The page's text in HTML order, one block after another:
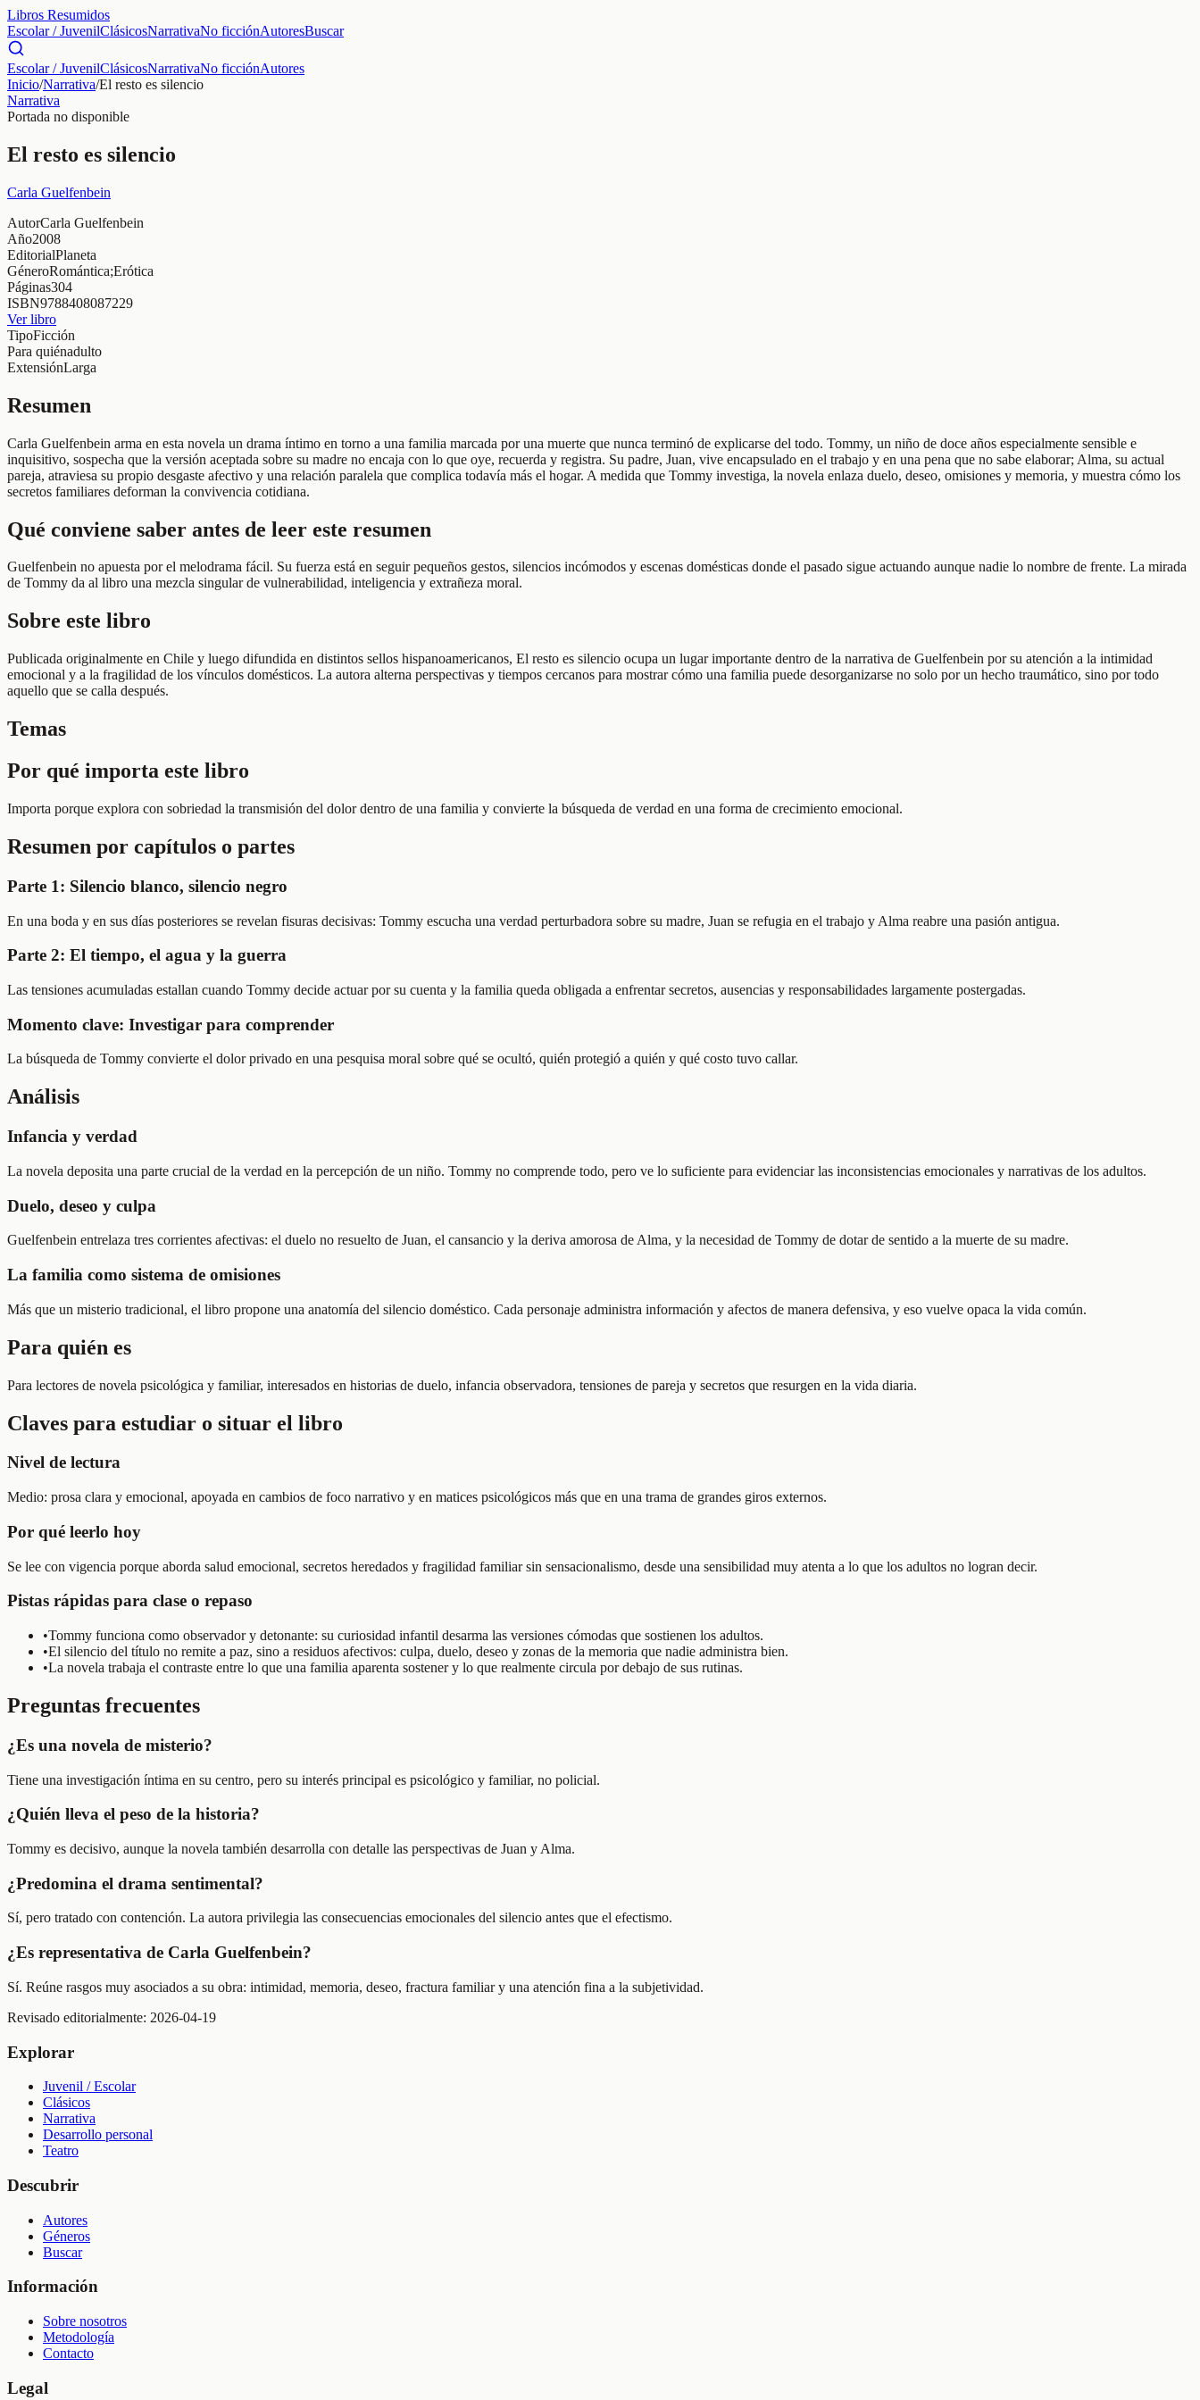
Libros Resumidos
Escolar / JuvenilClásicosNarrativaNo ficciónAutoresBuscar
Escolar / JuvenilClásicosNarrativaNo ficciónAutores
Inicio/Narrativa/El resto es silencio
Narrativa
Portada no disponible
El resto es silencio
Carla Guelfenbein
AutorCarla Guelfenbein
Año2008
EditorialPlaneta
GéneroRomántica;Erótica
Páginas304
ISBN9788408087229
Ver libro
TipoFicción
Para quiénadulto
ExtensiónLarga
Resumen
Carla Guelfenbein arma en esta novela un drama íntimo en torno a una familia marcada por una muerte que nunca terminó de explicarse del todo. Tommy, un niño de doce años especialmente sensible e
inquisitivo, sospecha que la versión aceptada sobre su madre no encaja con lo que oye, recuerda y registra. Su padre, Juan, vive encapsulado en el trabajo y en una pena que no sabe elaborar; Alma, su actual
pareja, atraviesa su propio desgaste afectivo y una relación paralela que complica todavía más el hogar. A medida que Tommy investiga, la novela enlaza duelo, deseo, omisiones y memoria, y muestra cómo los
secretos familiares deforman la convivencia cotidiana.
Qué conviene saber antes de leer este resumen
Guelfenbein no apuesta por el melodrama fácil. Su fuerza está en seguir pequeños gestos, silencios incómodos y escenas domésticas donde el pasado sigue actuando aunque nadie lo nombre de frente. La mirada
de Tommy da al libro una mezcla singular de vulnerabilidad, inteligencia y extrañeza moral.
Sobre este libro
Publicada originalmente en Chile y luego difundida en distintos sellos hispanoamericanos, El resto es silencio ocupa un lugar importante dentro de la narrativa de Guelfenbein por su atención a la intimidad
emocional y a la fragilidad de los vínculos domésticos. La autora alterna perspectivas y tiempos cercanos para mostrar cómo una familia puede desorganizarse no solo por un hecho traumático, sino por todo
aquello que se calla después.
Temas
Por qué importa este libro
Importa porque explora con sobriedad la transmisión del dolor dentro de una familia y convierte la búsqueda de verdad en una forma de crecimiento emocional.
Resumen por capítulos o partes
Parte 1: Silencio blanco, silencio negro
En una boda y en sus días posteriores se revelan fisuras decisivas: Tommy escucha una verdad perturbadora sobre su madre, Juan se refugia en el trabajo y Alma reabre una pasión antigua.
Parte 2: El tiempo, el agua y la guerra
Las tensiones acumuladas estallan cuando Tommy decide actuar por su cuenta y la familia queda obligada a enfrentar secretos, ausencias y responsabilidades largamente postergadas.
Momento clave: Investigar para comprender
La búsqueda de Tommy convierte el dolor privado en una pesquisa moral sobre qué se ocultó, quién protegió a quién y qué costo tuvo callar.
Análisis
Infancia y verdad
La novela deposita una parte crucial de la verdad en la percepción de un niño. Tommy no comprende todo, pero ve lo suficiente para evidenciar las inconsistencias emocionales y narrativas de los adultos.
Duelo, deseo y culpa
Guelfenbein entrelaza tres corrientes afectivas: el duelo no resuelto de Juan, el cansancio y la deriva amorosa de Alma, y la necesidad de Tommy de dotar de sentido a la muerte de su madre.
La familia como sistema de omisiones
Más que un misterio tradicional, el libro propone una anatomía del silencio doméstico. Cada personaje administra información y afectos de manera defensiva, y eso vuelve opaca la vida común.
Para quién es
Para lectores de novela psicológica y familiar, interesados en historias de duelo, infancia observadora, tensiones de pareja y secretos que resurgen en la vida diaria.
Claves para estudiar o situar el libro
Nivel de lectura
Medio: prosa clara y emocional, apoyada en cambios de foco narrativo y en matices psicológicos más que en una trama de grandes giros externos.
Por qué leerlo hoy
Se lee con vigencia porque aborda salud emocional, secretos heredados y fragilidad familiar sin sensacionalismo, desde una sensibilidad muy atenta a lo que los adultos no logran decir.
Pistas rápidas para clase o repaso
•Tommy funciona como observador y detonante: su curiosidad infantil desarma las versiones cómodas que sostienen los adultos.
•El silencio del título no remite a paz, sino a residuos afectivos: culpa, duelo, deseo y zonas de la memoria que nadie administra bien.
•La novela trabaja el contraste entre lo que una familia aparenta sostener y lo que realmente circula por debajo de sus rutinas.
Preguntas frecuentes
¿Es una novela de misterio?
Tiene una investigación íntima en su centro, pero su interés principal es psicológico y familiar, no policial.
¿Quién lleva el peso de la historia?
Tommy es decisivo, aunque la novela también desarrolla con detalle las perspectivas de Juan y Alma.
¿Predomina el drama sentimental?
Sí, pero tratado con contención. La autora privilegia las consecuencias emocionales del silencio antes que el efectismo.
¿Es representativa de Carla Guelfenbein?
Sí. Reúne rasgos muy asociados a su obra: intimidad, memoria, deseo, fractura familiar y una atención fina a la subjetividad.
Revisado editorialmente: 2026-04-19
Explorar
Juvenil / Escolar
Clásicos
Narrativa
Desarrollo personal
Teatro
Descubrir
Autores
Géneros
Buscar
Información
Sobre nosotros
Metodología
Contacto
Legal